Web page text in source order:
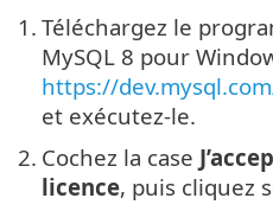
1. Téléchargez le
MySQL 8 pour
https://
et exécutez-le.
2. Cochez la case
licence, puis cliquez